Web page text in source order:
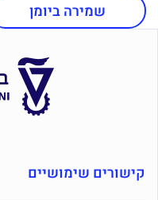
שמירה ביומן
קישורים שימושיים